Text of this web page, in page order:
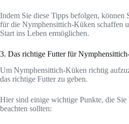
Indem Sie diese Tipps befolgen, können
für die Nymphensittich-Küken schaffen
Start ins Leben ermöglichen.
3. Das richtige Futter für
Um Nymphensittich-Küken richtig
das richtige Futter zu geben.
Hier sind einige wichtige Punkte, die
beachten sollten: